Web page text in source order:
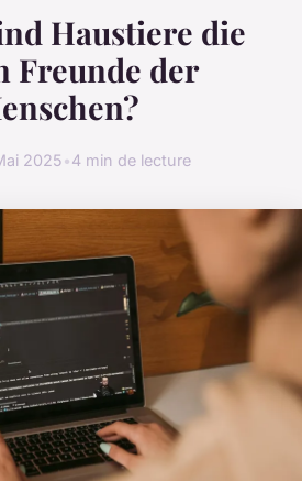
Haustiere die
Freunde der
2025•4 min de lecture